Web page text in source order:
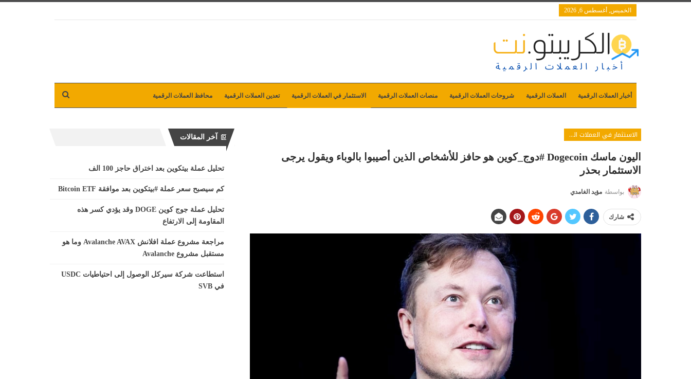
الخميس, أغسطس 6, 2026
أخبار العملات الرقمية العملات الرقمية شروحات العملات الرقمية منصات العملات الرقمية الاستثمار في العملات الرقمية تعدين العملات الرقمية محافظ العملات الرقمية
الاستثمار في العملات الرقمية
اليون ماسك Dogecoin #دوج_كوين هو حافز للأشخاص الذين أصيبوا بالوباء ويقول يرجى
الاستثمار بحذر
بواسطة مؤيد الغامدي
شارك
آخر المقالات
تحليل عملة بيتكوين بعد اختراق حاجز 100 الف
كم سيصبح سعر عملة #بيتكوين بعد موافقة Bitcoin ETF
تحليل عملة جوج كوين DOGE وقد يؤدي كسر هذه
المقاومة إلى الارتفاع
مراجعة مشروع عملة افلانش Avalanche AVAX وما هو
مستقبل مشروع Avalanche
استطاعت شركة سيركل الوصول إلى احتياطيات USDC
في SVB